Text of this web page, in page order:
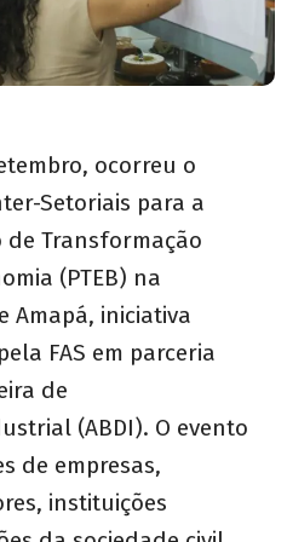
ocorreu o
Setoriais para a
Transformação
(PTEB) na
Amapá, iniciativa
FAS em parceria
de
(ABDI). O evento
de empresas,
instituições